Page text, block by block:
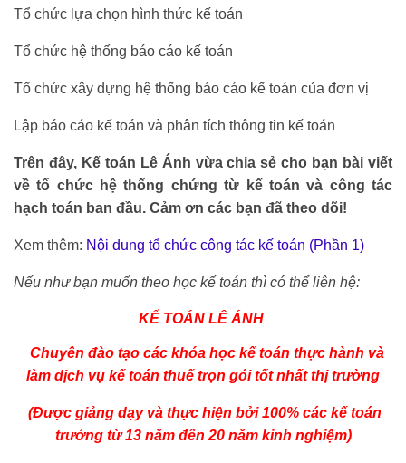
Tổ chức lựa chọn hình thức kế toán
Tổ chức hệ thống báo cáo kế toán
Tổ chức xây dựng hệ thống báo cáo kế toán của đơn vị
Lập báo cáo kế toán và phân tích thông tin kế toán
Trên đây, Kế toán Lê Ánh vừa chia sẻ cho bạn bài viết
về tổ chức hệ thống chứng từ kế toán và công tác
hạch toán ban đầu. Cảm ơn các bạn đã theo dõi!
Xem thêm: Nội dung tổ chức công tác kế toán (Phần 1)
Nếu như bạn muốn theo học kế toán thì có thể liên hệ:
KẾ TOÁN LÊ ÁNH
Chuyên đào tạo các khóa học kế toán thực hành và
làm dịch vụ kế toán thuế trọn gói tốt nhấtthị trường
(Được giảng dạy và thực hiện bởi 100% các kế toán
trưởng từ 13 năm đến 20 năm kinh nghiệm)